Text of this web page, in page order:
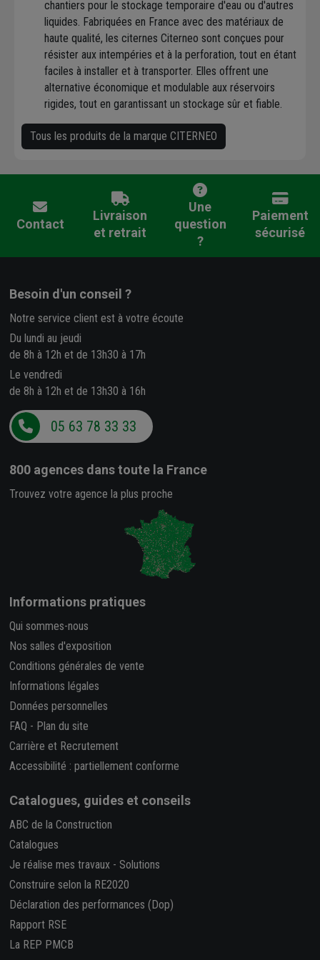
chantiers pour le stockage temporaire d'eau ou d'autres
liquides. Fabriquées en France avec des matériaux de
haute qualité, les citernes Citerneo sont conçues pour
résister aux intempéries et à la perforation, tout en étant
faciles à installer et à transporter. Elles offrent une
alternative économique et modulable aux réservoirs
rigides, tout en garantissant un stockage sûr et fiable.
Tous les produits de la marque CITERNEO
Contact
Livraison
et retrait
Une
question
?
Paiement
sécurisé
Besoin d'un conseil ?
Notre service client est à votre écoute
Du lundi au jeudi
de 8h à 12h et de 13h30 à 17h
Le vendredi
de 8h à 12h et de 13h30 à 16h
05 63 78 33 33
800 agences dans toute la France
Trouvez votre agence la plus proche
Informations pratiques
Qui sommes-nous
Nos salles d'exposition
Conditions générales de vente
Informations légales
Données personnelles
FAQ - Plan du site
Carrière et Recrutement
Accessibilité : partiellement conforme
Catalogues, guides et conseils
ABC de la Construction
Catalogues
Je réalise mes travaux - Solutions
Construire selon la RE2020
Déclaration des performances (Dop)
Rapport RSE
La REP PMCB